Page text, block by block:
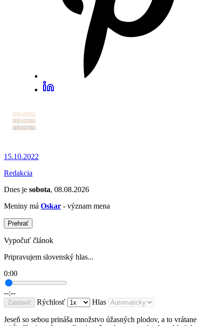
15.10.2022
Redakcia
Dnes je sobota, 08.08.2026
Meniny má Oskar - význam mena
Prehrať
Vypočuť článok
Pripravujem slovenský hlas...
0:00
--:--
Zastaviť Rýchlosť Hlas
Jeseň so sebou prináša množstvo úžasných plodov, a to vrátane